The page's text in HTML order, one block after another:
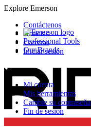
Explore Emerson
Professional Tools
Our Brands
Contáctenos
Noticias
Carreras
Iniciar sesión
Mi cuenta
Mis herramientas
Cambie su contraseña
Fin de sesión